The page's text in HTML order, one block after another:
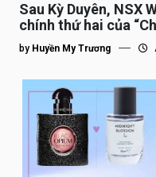
Sau Kỳ Duyên, NSX
chính thứ hai của
by Huyền My Trương